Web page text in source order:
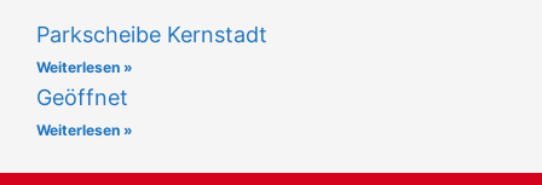
Parkscheibe Kernstadt
Weiterlesen »
Geöffnet
Weiterlesen »